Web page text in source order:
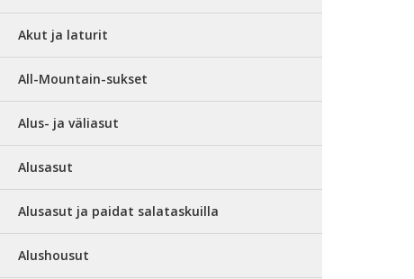
Akut ja laturit
All-Mountain-sukset
Alus- ja väliasut
Alusasut
Alusasut ja paidat salataskuilla
Alushousut